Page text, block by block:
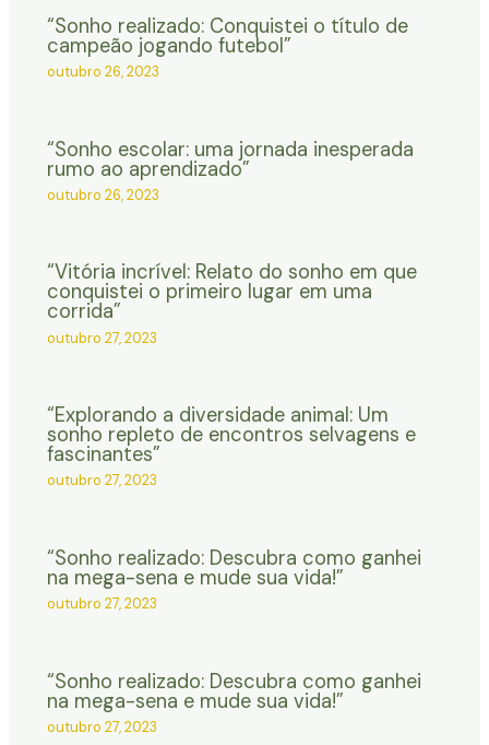
“Sonho realizado: Conquistei o título de
campeão jogando futebol”
outubro 26, 2023
“Sonho escolar: uma jornada inesperada
rumo ao aprendizado”
outubro 26, 2023
“Vitória incrível: Relato do sonho em que
conquistei o primeiro lugar em uma
corrida”
outubro 27, 2023
“Explorando a diversidade animal: Um
sonho repleto de encontros selvagens e
fascinantes”
outubro 27, 2023
“Sonho realizado: Descubra como ganhei
na mega-sena e mude sua vida!”
outubro 27, 2023
“Sonho realizado: Descubra como ganhei
na mega-sena e mude sua vida!”
outubro 27, 2023